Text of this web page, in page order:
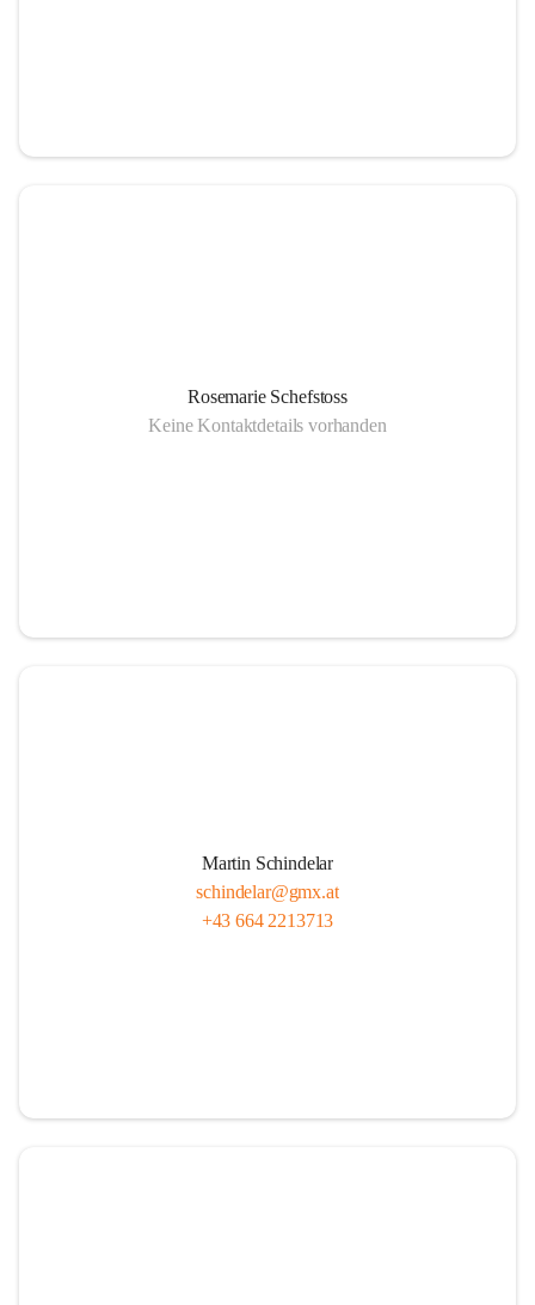
Rosemarie Schefstoss
Keine Kontaktdetails vorhanden
Martin Schindelar
schindelar@gmx.at
+43 664 2213713